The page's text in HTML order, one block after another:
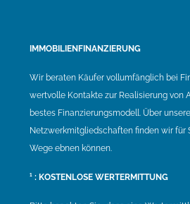
IMMOBILIENFINANZIERUNG
Wir beraten Käufer vollumfänglich bei
wertvolle Kontakte zur Realisierung von
bestes Finanzierungsmodell. Über unsere
Netzwerkmitgliedschaften finden wir für
Wege ebnen können.
¹ : KOSTENLOSE WERTERMITTUNG